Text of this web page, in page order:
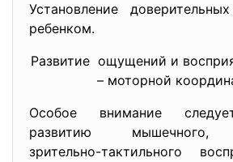
Установление
ребенком.
Развитие ощущений и
– моторной
Особое внимание
развитию мышечного,
зрительно-тактильного